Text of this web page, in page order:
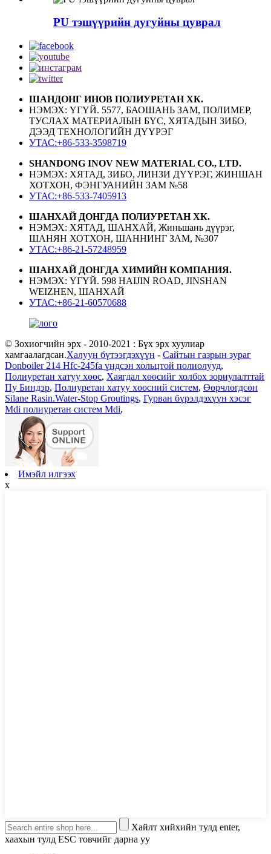
PU тэшүүрийн дугуйны цуврал
ШАНДОНГ ИНОВ ПОЛИУРЕТАН ХК.
НЭМЭХ: ҮГҮЙ. 5577, БАОШАНЬ ЗАМ, ПОЛИМЕР,
ТУСЛАХ МАТЕРИАЛЫН БҮС, ХЯТАДЫН ЗИБО,
ДЭЭД ТЕХНОЛОГИЙН ДҮҮРЭГ
УТАС:+86-533-3598719
SHANDONG INOV NEW MATERIAL CO., LTD.
НЭМЭХ: ХЯТАД, ЗИБО, ЛИНЗИ ДҮҮРЭГ, ЖИНШАН
ХОТХОН, ФЭНГУАНИЙН ЗАМ №58
УТАС:+86-533-7405913
ШАНХАЙ ДОНГДА ПОЛИУРЕТАН ХК.
НЭМЭХ: ХЯТАД, ШАНХАЙ, Жиньшань дүүрэг,
ШАНЯН ХОТХОН, ШАННИНГ ЗАМ, №307
УТАС:+86-21-57248959
ШАНХАЙ ДОНГДА ХИМИЙН КОМПАНИЯ.
НЭМЭХ: ҮГҮЙ. 598 HAIJIN ROAD, JINSHAN
WEIZHEN, ШАНХАЙ
УТАС:+86-21-60570688
© Зохиогчийн эрх - 2010-2021 : Бүх эрх хуулиар
хамгаалагдсан.Халуун бүтээгдэхүүн - Сайтын газрын зураг
Donboiler 214 Hfc-245fa үндсэн хольцтой полиолууд,
Полиуретан хатуу хөөс, Хаягдал хөөсийг холбох зориулалттай
Пу Биндэр, Полиуретан хатуу хөөсний систем, Өөрчлөгдсөн
Silane Rasin.Water-Stop Groutings, Гурван бүрэлдэхүүн хэсэг
Mdi полиуретан систем Mdi,
Имэйл илгээх
x
Хайлт хийхийн тулд enter,
хаахын тулд ESC товчийг дарна уу